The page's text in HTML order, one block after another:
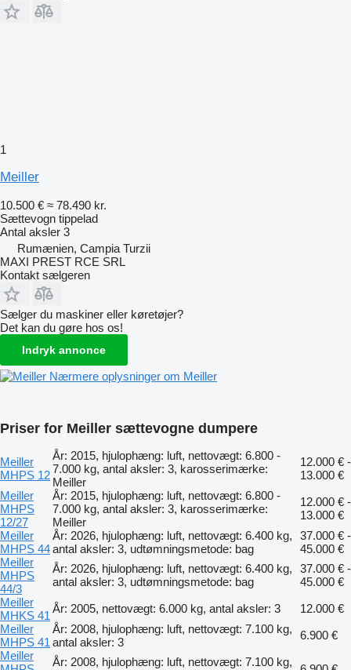
1
Meiller
10.500 € ≈ 78.490 kr.
Sættevogn tippelad
Antal aksler 3
Rumænien, Campia Turzii
MAXI PREST RCE SRL
Kontakt sælgeren
Sælger du maskiner eller køretøjer?
Det kan du gøre hos os!
Indryk annonce
Nærmere oplysninger om Meiller
Priser for Meiller sættevogne dumpere
Meiller
MHPS 12
År: 2015, hjulophæng: luft, nettovægt: 6.800 -
7.000 kg, antal aksler: 3, karosserimærke:
Meiller
12.000 € -
13.000 €
Meiller
MHPS
12/27
År: 2015, hjulophæng: luft, nettovægt: 6.800 -
7.000 kg, antal aksler: 3, karosserimærke:
Meiller
12.000 € -
13.000 €
Meiller
MHPS 44
År: 2026, hjulophæng: luft, nettovægt: 6.400 kg,
antal aksler: 3, udtømningsmetode: bag
37.000 € -
45.000 €
Meiller
MHPS
44/3
År: 2026, hjulophæng: luft, nettovægt: 6.400 kg,
antal aksler: 3, udtømningsmetode: bag
37.000 € -
45.000 €
Meiller
MHKS 41
År: 2005, nettovægt: 6.000 kg, antal aksler: 3
12.000 €
Meiller
MHPS 41
År: 2008, hjulophæng: luft, nettovægt: 7.100 kg,
antal aksler: 3
6.900 €
Meiller
År: 2008, hjulophæng: luft, nettovægt: 7.100 kg,